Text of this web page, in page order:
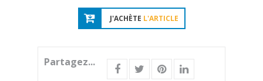
J'ACHÈTE L'ARTICLE
Partagez...